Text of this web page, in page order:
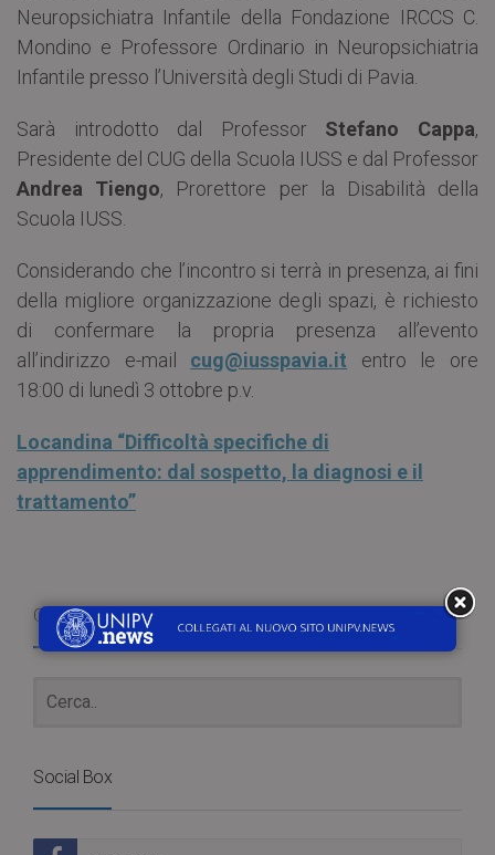
Neuropsichiatra Infantile della Fondazione IRCCS C.
Mondino e Professore Ordinario in Neuropsichiatria
Infantile presso l’Università degli Studi di Pavia.
Sarà introdotto dal Professor Stefano Cappa,
Presidente del CUG della Scuola IUSS e dal Professor
Andrea Tiengo, Prorettore per la Disabilità della
Scuola IUSS.
Considerando che l’incontro si terrà in presenza, ai fini
della migliore organizzazione degli spazi, è richiesto
di confermare la propria presenza all’evento
all’indirizzo e-mail cug@iusspavia.it entro le ore
18:00 di lunedì 3 ottobre p.v.
Locandina “Difficoltà specifiche di
apprendimento: dal sospetto, la diagnosi e il
trattamento”
Cerca
Social Box